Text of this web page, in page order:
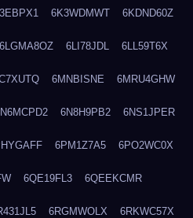
6K3WDMWT 6KDND60Z
6LGMA8OZ 6LI78JDL 6LL59T6X
6MNBISNE 6MRU4GHW
6N8H9PB2 6NS1JPER
6PM1Z7A5 6PO2WC0X
6QE19FL3 6QEEKCMR
6RGMWOLX 6RKWC57X